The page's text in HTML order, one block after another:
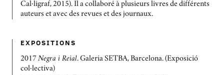
Cal·ligraf, 2015). Il a collaboré à plusieurs livres de différents
auteurs et avec des revues et des journaux.
EXPOSITIONS
2017 Negra i Reial. Galeria SETBA, Barcelona. (Exposició
col·lectiva)